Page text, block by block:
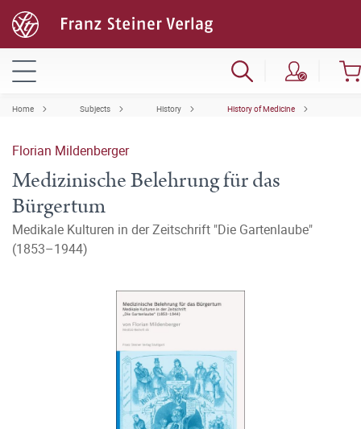
Home Subjects History History of Medicine
Florian Mildenberger
Medizinische Belehrung für das
Bürgertum
Medikale Kulturen in der Zeitschrift "Die Gartenlaube"
(1853–1944)